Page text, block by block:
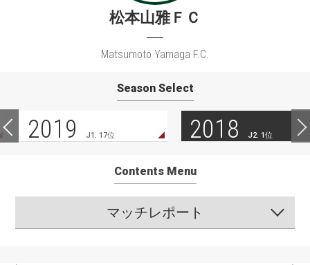
松本山雅ＦＣ
Matsumoto Yamaga F.C.
Season Select
2019 J1. 17位 2018 J2. 1位
Contents Menu
マッチレポート